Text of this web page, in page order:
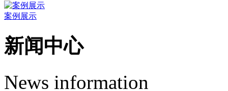
案例展示
新闻中心
News information